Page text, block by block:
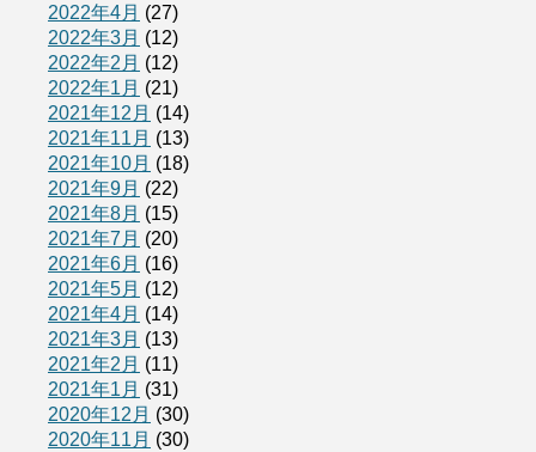
2022年4月 (27)
2022年3月 (12)
2022年2月 (12)
2022年1月 (21)
2021年12月 (14)
2021年11月 (13)
2021年10月 (18)
2021年9月 (22)
2021年8月 (15)
2021年7月 (20)
2021年6月 (16)
2021年5月 (12)
2021年4月 (14)
2021年3月 (13)
2021年2月 (11)
2021年1月 (31)
2020年12月 (30)
2020年11月 (30)